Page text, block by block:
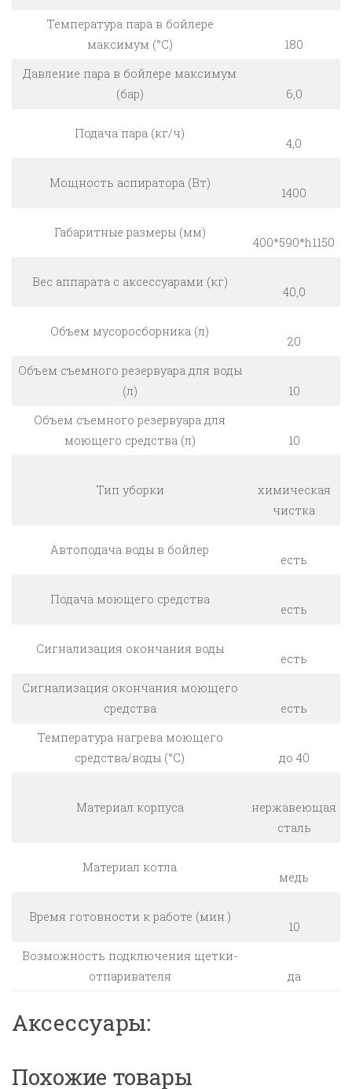
Температура пара в бойлере
максимум (°С)
180
Давление пара в бойлере максимум
(бар)
6,0
Подача пара (кг/ч)
4,0
Мощность аспиратора (Вт)
1400
Габаритные размеры (мм)
400*590*h1150
Вес аппарата с аксессуарами (кг)
40,0
Объем мусоросборника (л)
20
Объем съемного резервуара для воды
(л)
10
Объем съемного резервуара для
моющего средства (л)
10
Тип уборки
химическая
чистка
Автоподача воды в бойлер
есть
Подача моющего средства
есть
Сигнализация окончания воды
есть
Сигнализация окончания моющего
средства
есть
Температура нагрева моющего
средства/воды (°С)
до 40
Материал корпуса
нержавеющая
сталь
Материал котла
медь
Время готовности к работе (мин.)
10
Возможность подключения щетки-
отпаривателя
да
Аксессуары:
Похожие товары